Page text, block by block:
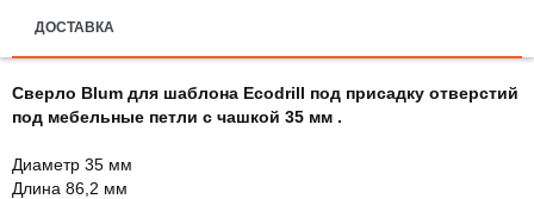
ДОСТАВКА
Сверло Blum для шаблона Ecodrill под присадку отверстий
под мебельные петли с чашкой 35 мм .
Диаметр 35 мм
Длина 86,2 мм